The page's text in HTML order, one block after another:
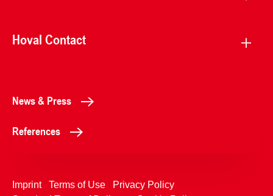
Hoval Contact
News & Press
References
Imprint Terms of Use
Privacy Policy